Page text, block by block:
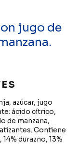
jugo de
azúcar, jugo
ácido cítrico,
de manzana,
Contiene
durazno, 13%